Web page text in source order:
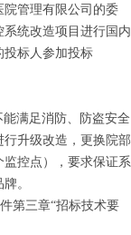
管理有限公司的委
统改造项目进行国内
投标人参加投标
满足消防、防盗安全
升级改造，更换院部
监控点），要求保证系
。
第三章“招标技术要